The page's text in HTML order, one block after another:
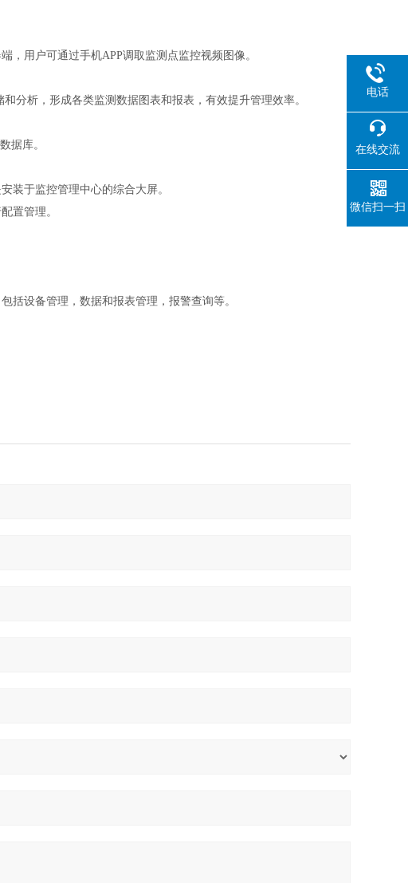
，用户可通过手机APP调取监测点监控视频图像。
分析，形成各类监测数据图表和报表，有效提升管理效率。
据库。
装于监控管理中心的综合大屏。
置管理。
括设备管理，数据和报表管理，报警查询等。
电话
在线交流
微信扫一扫